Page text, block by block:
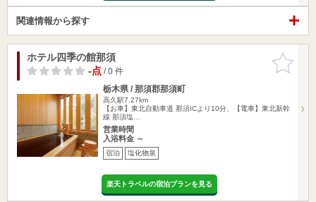
関連情報から探す
お気に入
りに追加
ホテル四季の館那須
-点/ 0 件
栃木県 / 那須郡那須町
高久駅7.27km
【お車】東北自動車道 那須ICより10分、【電車】東北新幹
線 那須塩…
営業時間
入浴料金 ～
宿泊 塩化物泉
楽天トラベルの宿泊プランを見る